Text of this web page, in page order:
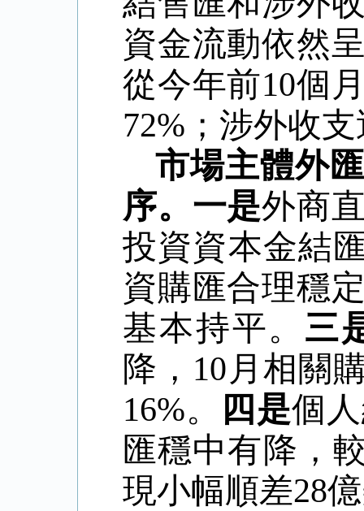
資金流動依然
從今年前10個
72% ；涉外收
市場主體外
序。 一是外商
投資資本金結
資購匯合理穩
基本持平。 三
降， 10 月相關
16%。 四是個
匯穩中有降，
現小幅順差28